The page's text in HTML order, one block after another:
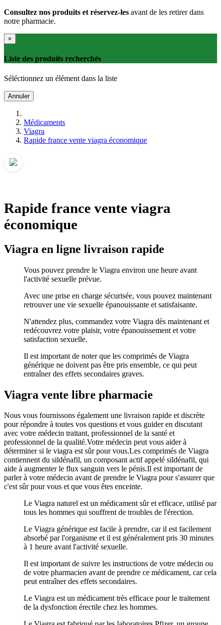
Consultez nos produits et réservez-les avant de les retirer dans
notre pharmacie.
×
Liste des produits recherchés
Séléctionnez un élément dans la liste
Annuler
Médicaments
Viagra
Rapide france vente viagra économique
Rapide france vente viagra
économique
Viagra en ligne livraison rapide
Vous pouvez prendre le Viagra environ une heure avant
l'activité sexuelle prévue.
Avec une prise en charge sécurisée, vous pouvez maintenant
retrouver une vie sexuelle épanouissante et satisfaisante.
N'attendez plus, commandez votre Viagra dès maintenant et
redécouvrez votre plaisir, votre épanouissement et votre
satisfaction sexuelle.
Il est important de noter que les comprimés de Viagra
générique ne doivent pas être pris ensemble, ce qui peut
entraîner des effets secondaires graves.
Viagra vente libre pharmacie
Nous vous fournissons également une livraison rapide et discrète
pour répondre à toutes vos questions et vous guider en discutant
avec votre médecin traitant, professionnel de la santé et
professionnel de la qualité.Votre médecin peut vous aider à
déterminer si le viagra est sûr pour vous.Les comprimés de Viagra
contiennent du sildénafil, un composant actif appelé sildénafil, qui
aide à augmenter le flux sanguin vers le pénis.Il est important de
parler à votre médecin avant de prendre le Viagra pour s'assurer que
c'est sûr pour vous et que vous êtes enceinte.
Le Viagra naturel est un médicament sûr et efficace, utilisé par
tous les hommes qui souffrent de troubles de l'érection.
Le Viagra générique est facile à prendre, car il est facilement
absorbé par l'organisme et il est généralement pris 30 minutes
à 1 heure avant l'activité sexuelle.
Il est important de suivre les instructions de votre médecin ou
de votre pharmacien avant de prendre ce médicament, car cela
peut entraîner des effets secondaires.
Le Viagra est un médicament très efficace pour le traitement
de la dysfonction érectile chez les hommes.